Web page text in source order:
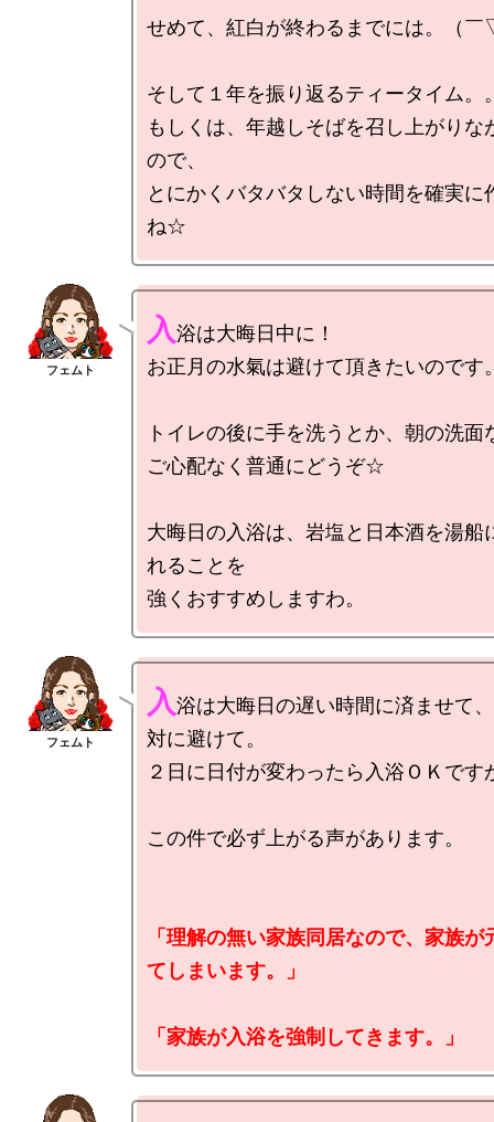
せめて、紅白が終わるまでには。（
そして１年を振り返るティータイム。
もしくは、年越しそばを召し上がりな
ので、
とにかくバタバタしない時間を確実に
入浴は大晦日中に！
お正月の水氣は避けて頂きたいのです
トイレの後に手を洗うとか、朝の洗面
ご心配なく普通にどうぞ☆
大晦日の入浴は、岩塩と日本酒を湯船
れることを
入浴は大晦日の遅い時間に済ませて
対に避けて。
２日に日付が変わったら入浴ＯＫです
この件で必ず上がる声があります。
「理解の無い家族同居なので、家族が
てしまいます。」
「家族が入浴を強制してきます。」